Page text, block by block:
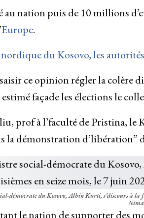
au nation puis de 10 millions
Europe.
du Kosovo, les
ce opinion régler la colère
façade les élections le
prof à l’faculté de Pristina, le
la démonstration d’libération”
démocrate du Kosovo, Albin Kurti, s’discours à
le nation de supporter des